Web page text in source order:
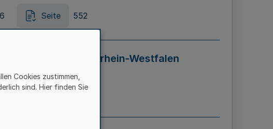
Seite 552
in Nordrhein-Westfalen
– LADG NRW)
Seite 595
Cookies zustimmen,
sind. Hier finden Sie